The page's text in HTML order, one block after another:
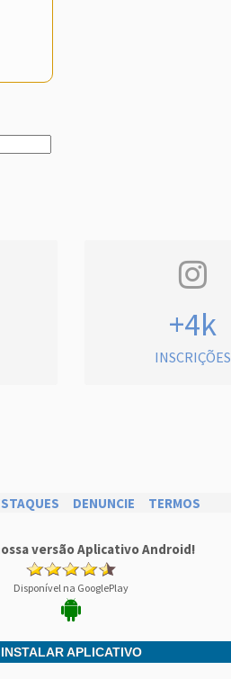
+4k
INSCRIÇÕES
DENUNCIE TERMOS
versão Aplicativo Android!
Disponível na GooglePlay
INSTALAR APLICATIVO